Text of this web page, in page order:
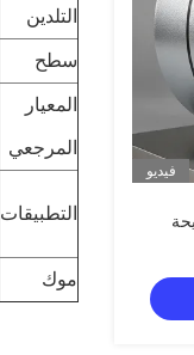
فيديو
التلدين
سطح
المعيار
المرجعي
التطبيقات
موك